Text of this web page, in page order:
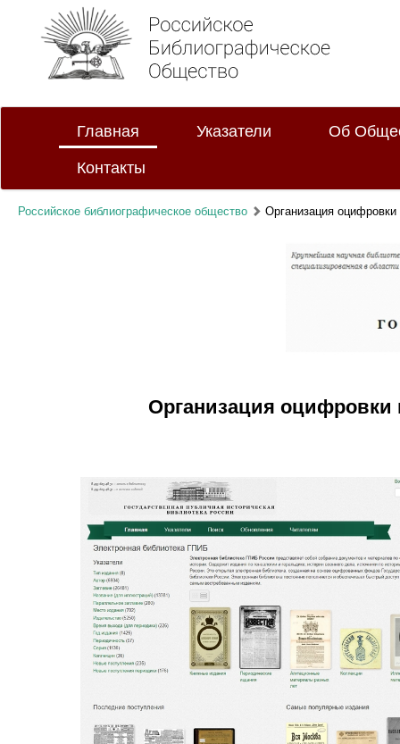
Главная Указатели
Об
Контакты
Российское библиографическое общество Организация
Организация